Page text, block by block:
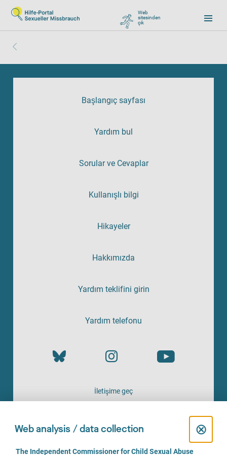
Web
sitesinden
çık, zu Google wechseln
Başlangıç sayfası
Yardım bul
Sorular ve Cevaplar
Kullanışlı bilgi
Hikayeler
Hakkımızda
Yardım teklifini girin
Yardım telefonu
İletişime geç
HIZMETI SAĞLAYAN
Web analysis / data collection ⊗
C
l
C
The Independent Commissioner for Child Sexual Abuse